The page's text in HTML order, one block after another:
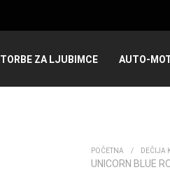
TORBE ZA LJUBIMCE AUTO-
POČETNA / DEČIJA
UNICORN BLUE